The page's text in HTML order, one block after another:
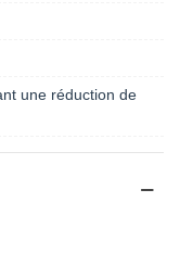
une réduction de